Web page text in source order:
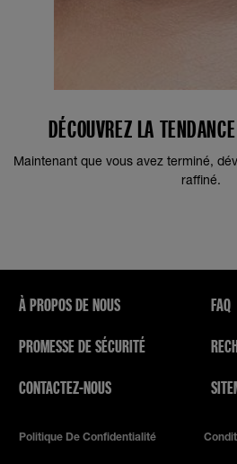
DÉCOUVREZ LA
Maintenant que vous avez terminé,
raffiné.
À PROPOS DE NOUS
PROMESSE DE SÉCURITÉ
CONTACTEZ-NOUS
FAQ
Politique De Confidentialité